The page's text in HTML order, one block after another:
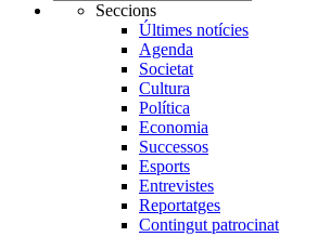
Seccions
Últimes notícies
Agenda
Societat
Cultura
Política
Economia
Successos
Esports
Entrevistes
Reportatges
Contingut patrocinat